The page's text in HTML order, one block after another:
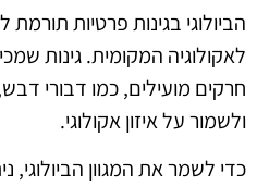
הביולוגי בגינות פרטיות
לאקולוגיה המקומית. גינות
חרקים מועילים, כמו דבורי
ולשמור על איזון אקולוגי.
כדי לשמר את המגוון הביולוגי,